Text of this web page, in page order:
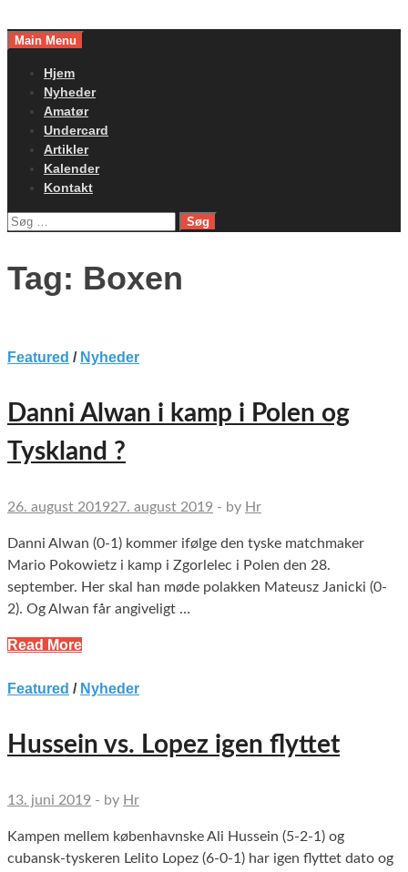
toMain Menu
Hjem
Nyheder
Amatør
Undercard
Artikler
Kalender
Kontakt
Søg
Tag: Boxen
Featured / Nyheder
Danni Alwan i kamp i Polen og
Tyskland ?
26. august 201927. august 2019 - by Hr
Danni Alwan (0-1) kommer ifølge den tyske matchmaker
Mario Pokowietz i kamp i Zgorlelec i Polen den 28.
september. Her skal han møde polakken Mateusz Janicki (0-
2). Og Alwan får angiveligt …
Read More
Featured / Nyheder
Hussein vs. Lopez igen flyttet
13. juni 2019 - by Hr
Kampen mellem københavnske Ali Hussein (5-2-1) og
cubansk-tyskeren Lelito Lopez (6-0-1) har igen flyttet dato og